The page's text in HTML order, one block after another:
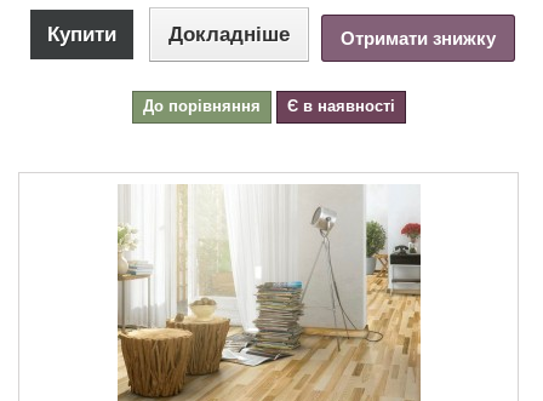
Купити Докладніше Отримати знижку
До порівняння Є в наявності